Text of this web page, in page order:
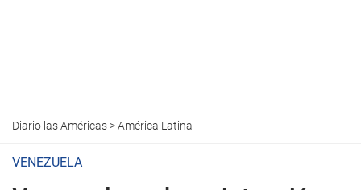
Diario las Américas>América Latina
VENEZUELA